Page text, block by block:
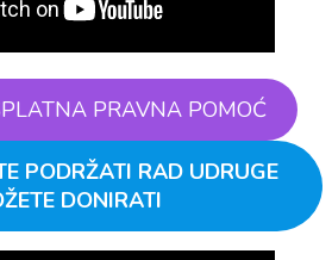
PRAVNA POMOĆ
PODRŽATI RAD UDRUGE
DONIRATI